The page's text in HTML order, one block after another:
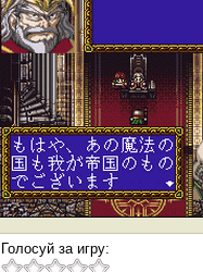
Голосуй за игру: